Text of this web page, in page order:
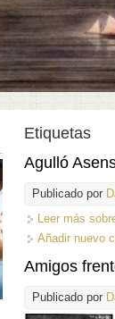
Etiquetas
Agulló
Publicado por
Leer más
Añadir nuevo
Amigos
Publicado por